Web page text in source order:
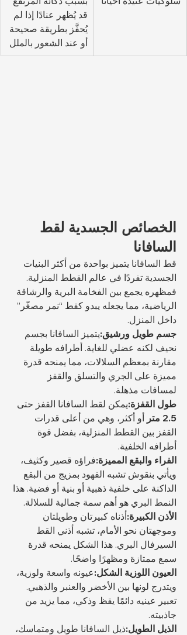
قد يُظهر عنادًا إذا لم
يُحفَّز بطريقة صحيحة
أو عند الشعور بالملل
الخصائص الجسدية لقط
السافانا
قط السافانا يتميز بواحدة من أكثر البنيات
الجسدية تفردًا في عالم القطط المنزلية.
فمظهره يجمع بين الفخامة البرية والرشاقة
الرياضية، مما يجعله يبدو كقط “نمر مصغّر”
داخل المنزل.
جسم طويل ورشيق:يتميز السافانا بجسم
نحيف لكنه عضلي للغاية. أطرافه طويلة
مقارنة بمعظم السلالات، مما يمنحه قدرة
مميزة على الجري والتسلق والقفز
لمسافات مذهلة.
طول القفزة:يمكن لقط السافانا القفز حتى
2.5 متر
أو أكثر، وهي من أعلى قدرات
القفز بين القطط المنزلية، بفضل قوة
أطرافه الخلفية.
الفراء والبقع المميزة:فراؤه قصير وكثيف،
ويأتي بنقوش تشبه الفهود بمزيج من البقع
الداكنة على خلفية ذهبية أو بنية أو فضية. هذا
النمط البري هو أهم سمة جمالية للسلالة.
الأذن الكبيرة:أذناه كبيرتان وطويلتان
وموجهتان نحو الأمام، تشبه أذني القط
السيرفال البري. هذا الشكل يمنحه قدرة
سمع ممتازة ومظهرًا واضحًا.
العيون اللوزية الشكل:عيونه واسعة ولوزية،
ويتدرج لونها بين الأخضر والعنبر والذهبي.
تعبير عينيه دائمًا يقظ وذكي، مما يزيد من
جاذبيته.
الذيل الطويل:ذيل السافانا طويل ومتماسك،